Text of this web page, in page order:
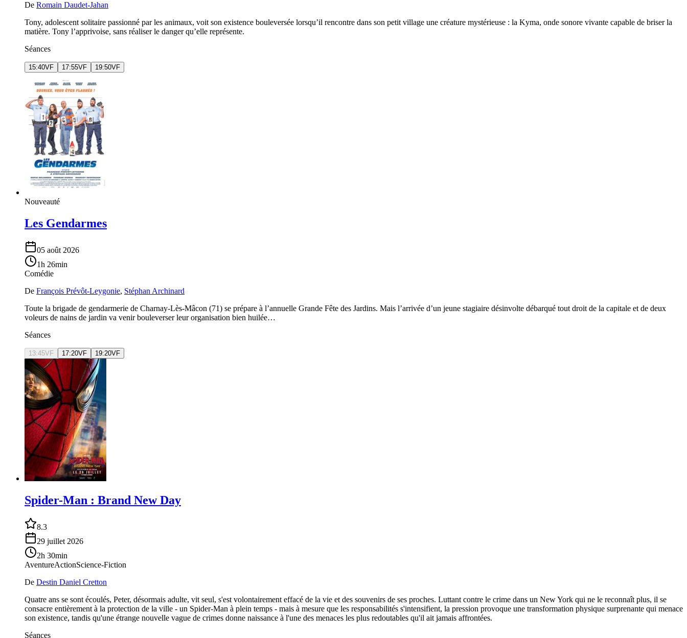
De Romain Daudet-Jahan
Tony, adolescent solitaire passionné par les animaux, voit son existence bouleversée lorsqu’il rencontre dans son petit village une créature mystérieuse : la Kyma, onde sonore vivante capable de briser la
matière. Tony l’apprivoise, sans réaliser le danger qu’elle représente.
Séances
15:40VF 17:55VF 19:50VF
Nouveauté
Les Gendarmes
05 août 2026
1h 26min
Comédie
De François Prévôt-Leygonie, Stéphan Archinard
Toute la brigade de gendarmerie de Charnay-Lès-Mâcon (71) se prépare à l’annuelle Grande Fête des Jardins. Mais l’arrivée d’un jeune stagiaire désinvolte débarqué tout droit de la capitale et de deux
voleurs de nains de jardin va venir bouleverser leur organisation bien huilée…
Séances
13:45VF 17:20VF 19:20VF
Spider-Man : Brand New Day
8.3
29 juillet 2026
2h 30min
AventureActionScience-Fiction
De Destin Daniel Cretton
Quatre ans se sont écoulés, Peter, désormais adulte, vit seul, s'est volontairement effacé de la vie et des souvenirs de ses proches. Luttant contre le crime dans un New York qui ne le reconnaît plus, il se
consacre entièrement à la protection de la ville - un Spider-Man à plein temps - mais à mesure que les responsabilités s'intensifient, la pression provoque une transformation physique surprenante qui menace
son existence, tandis qu'une étrange nouvelle vague de crimes donne naissance à l'une des menaces les plus redoutables qu'il ait jamais affrontées.
Séances